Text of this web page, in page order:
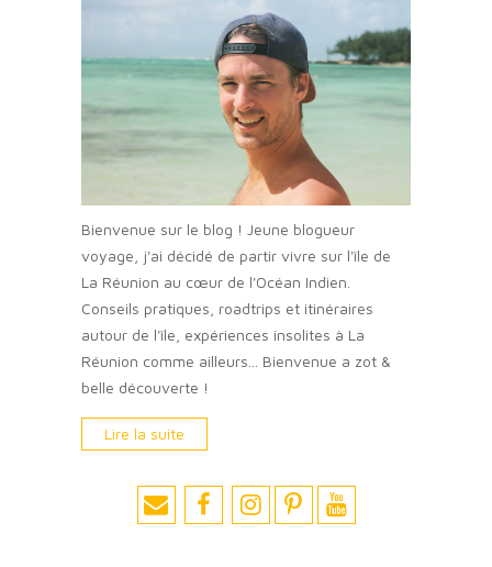
Bienvenue sur le blog ! Jeune blogueur
voyage, j'ai décidé de partir vivre sur l'île de
La Réunion au cœur de l'Océan Indien.
Conseils pratiques, roadtrips et itinéraires
autour de l'île, expériences insolites à La
Réunion comme ailleurs... Bienvenue a zot &
belle découverte !
Lire la suite